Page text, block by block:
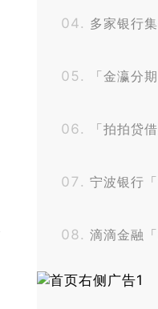
多家银行
「金瀛分
「拍拍贷
宁波银行
滴滴金融
款失败怎么办？